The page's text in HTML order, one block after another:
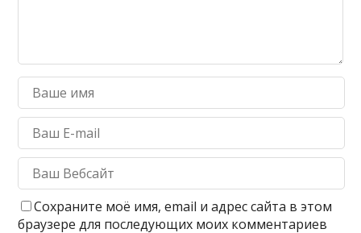
Сохраните моё имя, email и адрес сайта в этом
браузере для последующих моих комментариев